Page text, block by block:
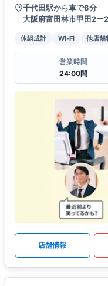
千代田駅から車で8分
大阪府富田林市甲田2ー
体組成計 Wi-Fi 他店舗
営業時間
24:00間
店舗情報